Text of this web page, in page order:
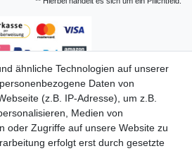
ähnliche Technologien auf unserer
Daten von
(z.B. IP-Adresse), um z.B.
Medien von
oder Zugriffe auf unsere Website zu
erfolgt erst durch gesetzte